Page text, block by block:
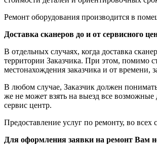
Ремонт оборудования производится в
Доставка сканеров до и от сервисного
В отдельных случаях, когда доставка
территории Заказчика. При этом, помимо
местонахождения заказчика и от времени,
В любом случае, Заказчик должен
же не может взять на выезд все возможные
сервис центр.
Предоставление услуг по ремонту, во всех
Для оформления заявки на ремонт Вам